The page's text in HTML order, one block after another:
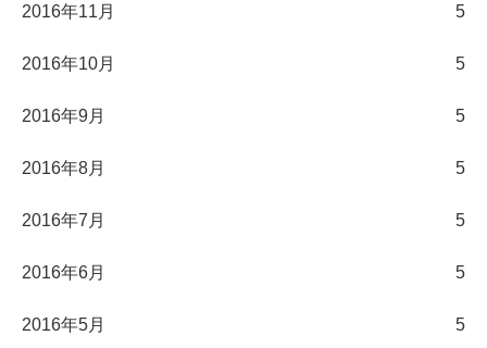
2016年11月 5
2016年10月 5
2016年9月 5
2016年8月 5
2016年7月 5
2016年6月 5
2016年5月 5